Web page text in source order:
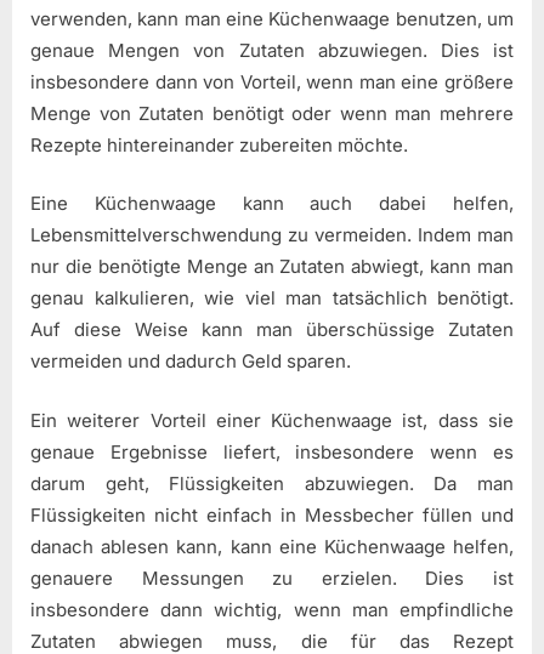
verwenden, kann man eine Küchenwaage benutzen, um
genaue Mengen von Zutaten abzuwiegen. Dies ist
insbesondere dann von Vorteil, wenn man eine größere
Menge von Zutaten benötigt oder wenn man mehrere
Rezepte hintereinander zubereiten möchte.
Eine Küchenwaage kann auch dabei helfen,
Lebensmittelverschwendung zu vermeiden. Indem man
nur die benötigte Menge an Zutaten abwiegt, kann man
genau kalkulieren, wie viel man tatsächlich benötigt.
Auf diese Weise kann man überschüssige Zutaten
vermeiden und dadurch Geld sparen.
Ein weiterer Vorteil einer Küchenwaage ist, dass sie
genaue Ergebnisse liefert, insbesondere wenn es
darum geht, Flüssigkeiten abzuwiegen. Da man
Flüssigkeiten nicht einfach in Messbecher füllen und
danach ablesen kann, kann eine Küchenwaage helfen,
genauere Messungen zu erzielen. Dies ist
insbesondere dann wichtig, wenn man empfindliche
Zutaten abwiegen muss, die für das Rezept